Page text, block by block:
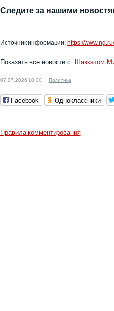
Следите за нашими
Источник информации: https://
Показать все новости с: Шавкатом
07.07.2026 10:00 Политика
Facebook Одноклассники
Правила комментирования